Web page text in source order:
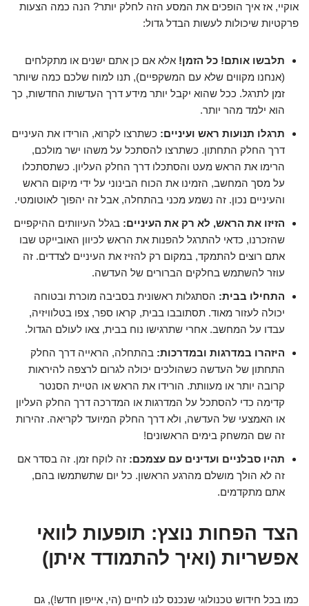
אוקיי, אז איך הופכים את המסע הזה לחלק יותר? הנה כמה הצעות
פרקטיות שיכולות לעשות הבדל גדול:
תלבשו אותם! כל הזמן! אלא אם כן אתם ישנים או מתקלחים
(אנחנו מקווים שלא עם המשקפיים), תנו למוח שלכם כמה שיותר
זמן לתרגל. ככל שהוא יקבל יותר מידע דרך העדשות החדשות, כך
הוא ילמד מהר יותר.
תרגלו תנועות ראש ועיניים: כשתרצו לקרוא, הורידו את העיניים
דרך החלק התחתון. כשתרצו להסתכל על משהו ישר מולכם,
הרימו את הראש מעט והסתכלו דרך החלק העליון. כשתסתכלו
על מסך המחשב, הזמינו את הכוח הבינוני על ידי מיקום הראש
והעיניים נכון. זה נשמע מכני בהתחלה, אבל זה יהפוך לאוטומטי.
הזיזו את הראש, לא רק את העיניים: בגלל העיוותים ההיקפיים
שהזכרנו, כדאי להתרגל להפנות את הראש לכיוון האובייקט שבו
אתם רוצים להתמקד, במקום רק להזיז את העיניים לצדדים. זה
עוזר להשתמש בחלקים הברורים של העדשה.
התחילו בבית: הסתגלות ראשונית בסביבה מוכרת ובטוחה
יכולה לעזור מאוד. תסתובבו בבית, קראו ספר, צפו בטלוויזיה,
עבדו על המחשב. אחרי שתרגישו נוח בבית, צאו לעולם הגדול.
היזהרו במדרגות ובמדרכות: בהתחלה, הראייה דרך החלק
התחתון של העדשה כשהולכים יכולה לגרום לרצפה להיראות
קרובה יותר או מעוותת. הורידו את הראש או הטיית הסנטר
קדימה כדי להסתכל על המדרגות או המדרכה דרך החלק העליון
או האמצעי של העדשה, ולא דרך החלק המיועד לקריאה. זהירות
זה שם המשחק בימים הראשונים!
תהיו סבלניים ועדינים עם עצמכם: זה לוקח זמן. זה בסדר אם
זה לא הולך מושלם מהרגע הראשון. כל יום שתשתמשו בהם,
אתם מתקדמים.
הצד הפחות נוצץ: תופעות לוואי
אפשריות (ואיך להתמודד איתן)
כמו בכל חידוש טכנולוגי שנכנס לנו לחיים (הי, אייפון חדש!), גם